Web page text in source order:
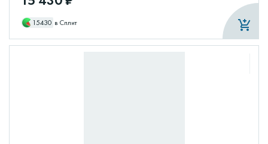
15430 в Сплит